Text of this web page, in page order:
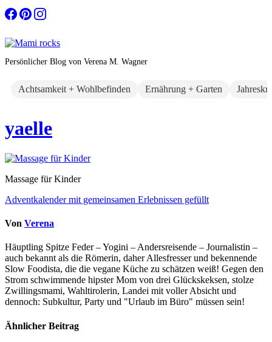
Zum
Inhalt
Persönlicher Blog von Verena M. Wagner
Achtsamkeit + Wohlbefinden Ernährung + Garten
yaelle
Massage für Kinder
Beitragsnavigation
Adventkalender mit gemeinsamen Erlebnissen gefüllt
Von Verena
Häuptling Spitze Feder – Yogini – Andersreisende – Journalistin –
auch bekannt als die Römerin, daher Allesfresser und bekennende
Slow Foodista, die die vegane Küche zu schätzen weiß! Gegen den
Strom schwimmende hipster Mom von drei Glückskeksen, stolze
Zwillingsmami, Wahltirolerin, Landei mit voller Absicht und
dennoch: Subkultur, Party und "Urlaub im Büro" müssen sein!
Ähnlicher Beitrag